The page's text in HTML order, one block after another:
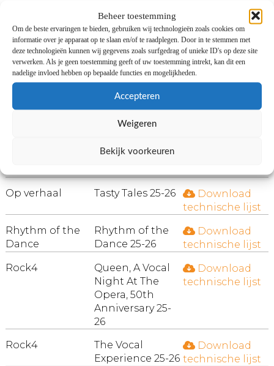
Beheer toestemming
Om de beste ervaringen te bieden, gebruiken wij technologieën zoals cookies om
informatie over je apparaat op te slaan en/of te raadplegen. Door in te stemmen met
deze technologieën kunnen wij gegevens zoals surfgedrag of unieke ID's op deze site
verwerken. Als je geen toestemming geeft of uw toestemming intrekt, kan dit een
nadelige invloed hebben op bepaalde functies en mogelijkheden.
Accepteren
Weigeren
Bekijk voorkeuren
Teekens
Elvis in the
Chapel 25-26
technische lijst
Magoria
Hollingsworth
Mansion
rockopera 25-26
Download
technische lijst
Mens 2
Gekker! 25-26
Charles Dickens
Op verhaal Tasty Tales 25-26
Download
technische lijst
Rhythm of the
Dance
Rhythm of the
Dance 25-26
Download
technische lijst
Rock4
Queen, A Vocal
Night At The
Opera, 50th
Anniversary 25-
26
Download
technische lijst
Rock4
The Vocal
Experience 25-26
Download
technische lijst